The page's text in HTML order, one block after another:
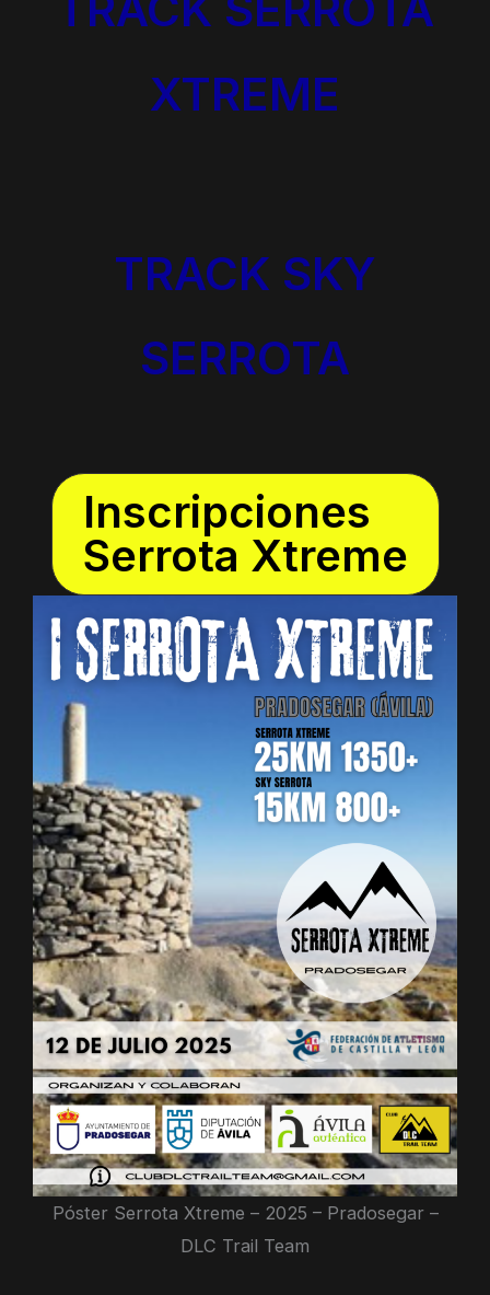
XTREME
TRACK SKY
SERROTA
Inscripciones
Serrota Xtreme
Póster Serrota Xtreme – 2025 – Pradosegar –
DLC Trail Team